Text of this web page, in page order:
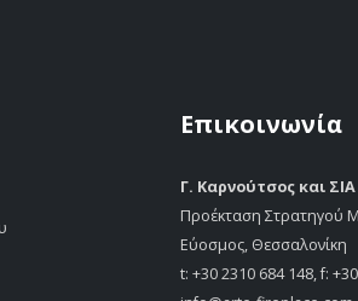
Επικοινωνία
Γ. Καρνούτσος και
Προέκταση Στρατηγού
Εύοσμος, Θεσσαλονίκη
t: +30 2310 684 148, f: